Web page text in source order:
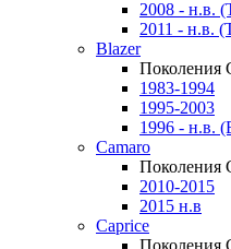
2008 - н.в.
2011 - н.в.
Blazer
Поколения
1983-1994
1995-2003
1996 - н.в.
Camaro
Поколения
2010-2015
2015 н.в
Caprice
Поколения